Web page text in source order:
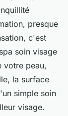
presque
c'est
soin visage
votre peau,
la surface
simple soin
visage.